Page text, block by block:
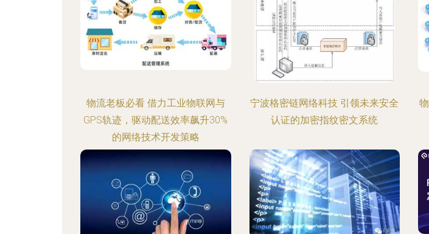
物流老板必看 借力工业物联网与
GPS轨迹，驱动配送效率飙升30%
的网络技术开发策略
宁波格密链网络科技 引领未来安全
认证的加密指纹密文系统